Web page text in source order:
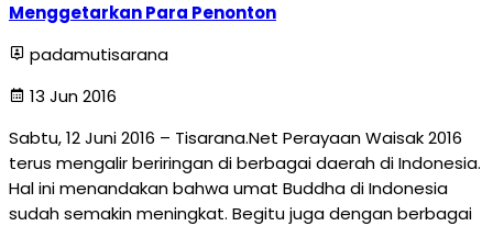
Menggetarkan Para Penonton
padamutisarana
13 Jun 2016
Sabtu, 12 Juni 2016 – Tisarana.Net Perayaan Waisak 2016
terus mengalir beriringan di berbagai daerah di Indonesia.
Hal ini menandakan bahwa umat Buddha di Indonesia
sudah semakin meningkat. Begitu juga dengan berbagai